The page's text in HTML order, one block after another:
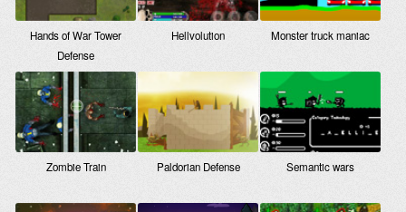
Hands of War Tower
Defense
Hellvolution Monster truck maniac
Zombie Train Paldorian Defense Semantic wars